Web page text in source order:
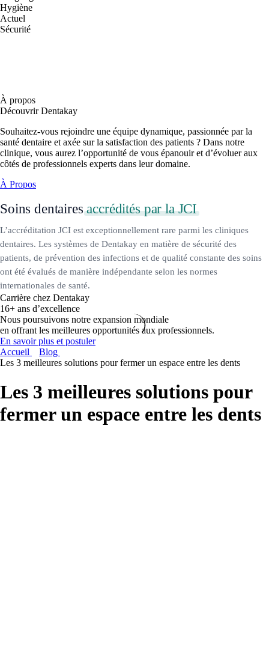
Hygiène
Actuel
Sécurité
À propos
Découvrir Dentakay
Souhaitez-vous rejoindre une équipe dynamique, passionnée par la
santé dentaire et axée sur la satisfaction des patients ? Dans notre
clinique, vous aurez l’opportunité de vous épanouir et d’évoluer aux
côtés de professionnels experts dans leur domaine.
À Propos
Soins dentairesaccrédités par la JCI
L’accréditation JCI est exceptionnellement rare parmi les cliniques
dentaires. Les systèmes de Dentakay en matière de sécurité des
patients, de prévention des infections et de qualité constante des soins
ont été évalués de manière indépendante selon les normes
internationales de santé.
Carrière chez Dentakay
16+ ans d’excellence
Nous poursuivons notre expansion mondiale
en offrant les meilleures opportunités aux professionnels.
En savoir plus et postuler
Accueil
Blog
Les 3 meilleures solutions pour fermer un espace entre les dents
Les 3 meilleures solutions pour
fermer un espace entre les dents